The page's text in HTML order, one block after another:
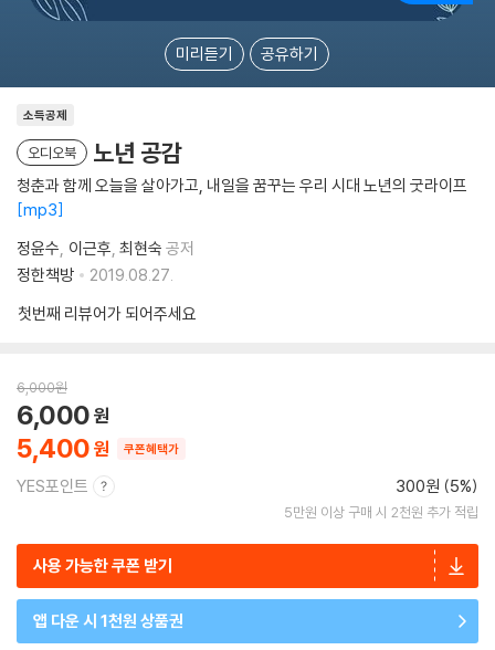
미리듣기 공유하기
소득공제
오디오북 노년 공감
청춘과 함께 오늘을 살아가고, 내일을 꿈꾸는 우리 시대 노년의 굿라이프
mp3
정윤수 이근후 최현숙 공저
정한책방
2019.08.27.
첫번째 리뷰어가 되어주세요
6,000원
5,400
6,000
쿠폰혜택가
YES포인트 300원 (5%)
5만원 이상 구매 시 2천원 추가 적립
사용 가능한 쿠폰 받기
앱 다운 시 1천원 상품권